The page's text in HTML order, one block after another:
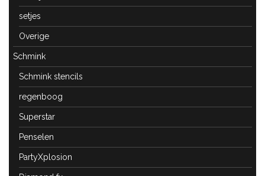
setjes
Overige
Schmink
Schmink stencils
regenboog
Superstar
Penselen
PartyXplosion